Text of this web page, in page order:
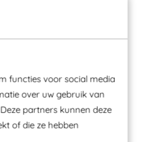
functies voor social media
over uw gebruik van
partners kunnen deze
of die ze hebben